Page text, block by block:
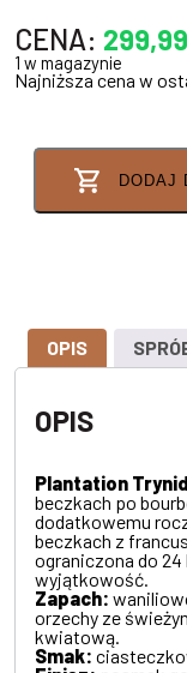
CENA: 299,99
1 w magazynie
Najniższa cena w
DODAJ
OPIS
OPIS
Plantation
beczkach po
dodatkowemu
beczkach z
ograniczona do
wyjątkowość.
Zapach:
orzechy ze
kwiatową.
Smak: